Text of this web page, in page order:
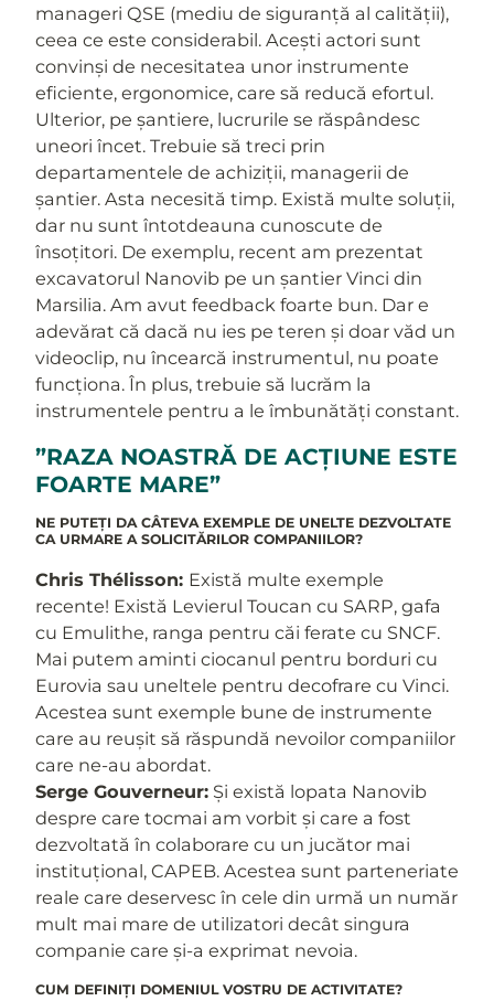
manageri QSE (mediu de siguranță al calității),
ceea ce este considerabil. Acești actori sunt
convinși de necesitatea unor instrumente
eficiente, ergonomice, care să reducă efortul.
Ulterior, pe șantiere, lucrurile se răspândesc
uneori încet. Trebuie să treci prin
departamentele de achiziții, managerii de
șantier. Asta necesită timp. Există multe soluții,
dar nu sunt întotdeauna cunoscute de
însoțitori. De exemplu, recent am prezentat
excavatorul Nanovib pe un șantier Vinci din
Marsilia. Am avut feedback foarte bun. Dar e
adevărat că dacă nu ies pe teren și doar văd un
videoclip, nu încearcă instrumentul, nu poate
funcționa. În plus, trebuie să lucrăm la
instrumentele pentru a le îmbunătăți constant.
”RAZA NOASTRĂ DE ACȚIUNE ESTE
FOARTE MARE”
NE PUTEȚI DA CÂTEVA EXEMPLE DE UNELTE DEZVOLTATE
CA URMARE A SOLICITĂRILOR COMPANIILOR?
Chris Thélisson: Există multe exemple
recente! Există Levierul Toucan cu SARP, gafa
cu Emulithe, ranga pentru căi ferate cu SNCF.
Mai putem aminti ciocanul pentru borduri cu
Eurovia sau uneltele pentru decofrare cu Vinci.
Acestea sunt exemple bune de instrumente
care au reușit să răspundă nevoilor companiilor
care ne-au abordat.
Serge Gouverneur:Și există lopata Nanovib
despre care tocmai am vorbit și care a fost
dezvoltată în colaborare cu un jucător mai
instituțional, CAPEB. Acestea sunt parteneriate
reale care deservesc în cele din urmă un număr
mult mai mare de utilizatori decât singura
companie care și-a exprimat nevoia.
CUM DEFINIȚI DOMENIUL VOSTRU DE ACTIVITATE?